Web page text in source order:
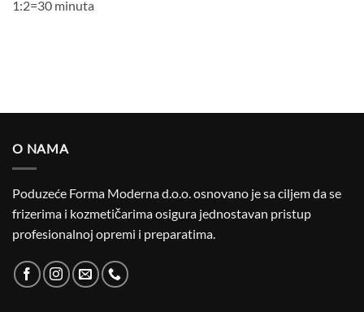
1:2=30 minuta
O NAMA
Poduzeće Forma Moderna d.o.o. osnovano je sa ciljem da se
frizerima i kozmetičarima osigura jednostavan pristup
profesionalnoj opremi i preparatima.